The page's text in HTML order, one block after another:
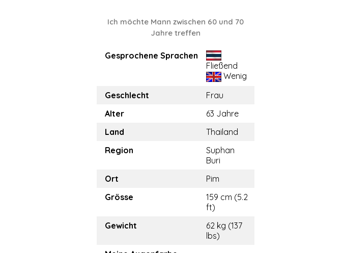
Ich möchte Mann zwischen 60 und 70
Jahre treffen
Gesprochene Sprachen
Fließend
Wenig
Geschlecht
Frau
Alter
63 Jahre
Land
Thailand
Region
Suphan
Buri
Ort
Pim
Grösse
159 cm (5.2
ft)
Gewicht
62 kg (137
lbs)